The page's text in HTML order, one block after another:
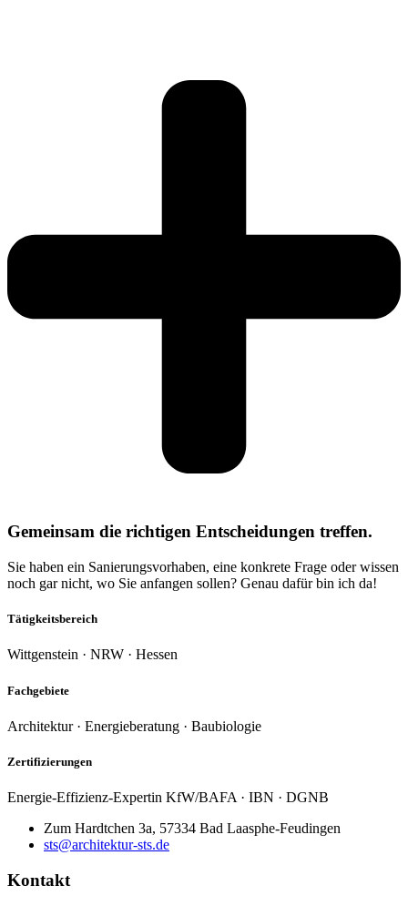
Gemeinsam die richtigen Entscheidungen treffen.
Sie haben ein Sanierungsvorhaben, eine konkrete Frage oder wissen
noch gar nicht, wo Sie anfangen sollen? Genau dafür bin ich da!
Tätigkeitsbereich
Wittgenstein · NRW · Hessen
Fachgebiete
Architektur · Energieberatung · Baubiologie
Zertifizierungen
Energie-Effizienz-Expertin KfW/BAFA · IBN · DGNB
Zum Hardtchen 3a, 57334 Bad Laasphe-Feudingen
sts@architektur-sts.de
Kontakt